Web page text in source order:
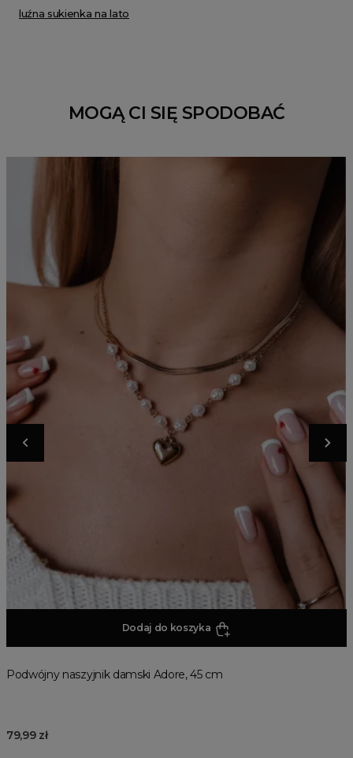
luźna sukienka na lato
MOGĄ CI SIĘ SPODOBAĆ
Dodaj do koszyka
Podwójny naszyjnik damski Adore, 45 cm
79,99 zł